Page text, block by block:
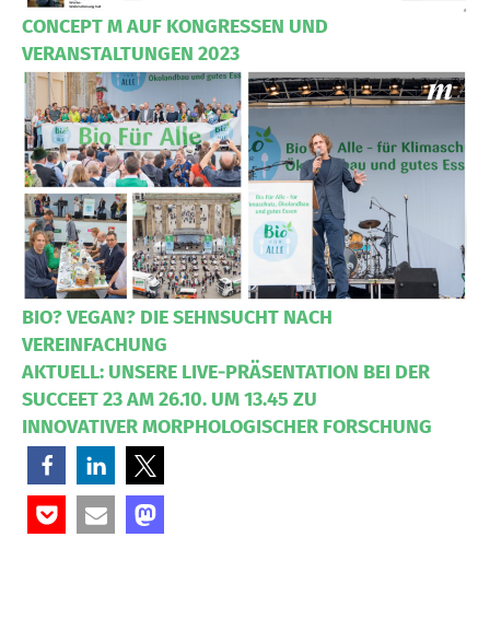
CONCEPT M AUF KONGRESSEN UND
VERANSTALTUNGEN 2023
BIO? VEGAN? DIE SEHNSUCHT NACH
VEREINFACHUNG
AKTUELL: UNSERE LIVE-PRÄSENTATION BEI DER
SUCCEET 23 AM 26.10. UM 13.45 ZU
INNOVATIVER MORPHOLOGISCHER FORSCHUNG